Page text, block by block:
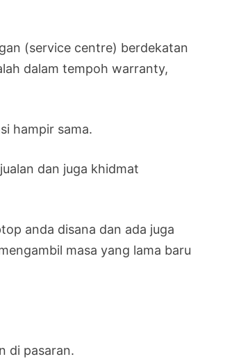
(service centre) berdekatan
dalam tempoh warranty,
hampir sama.
dan juga khidmat
anda disana dan ada juga
masa yang lama baru
di pasaran.